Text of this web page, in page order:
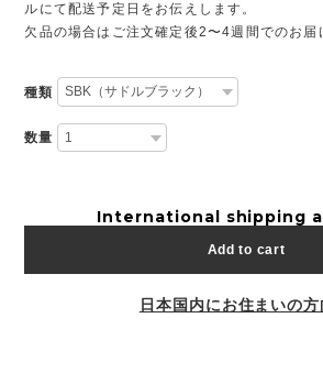
ルにて配送予定日をお伝えします。
欠品の場合はご注文確定後2〜4週間でのお届
種類
数量
International shipping
Add to cart
日本国内にお住まいの方